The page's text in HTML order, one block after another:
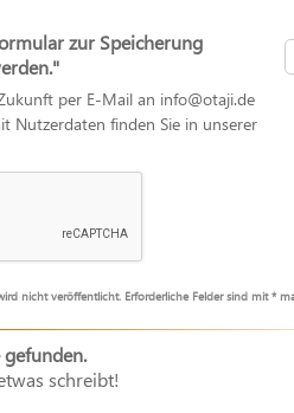
zur Speicherung
per E-Mail an info@otaji.de
Nutzerdaten finden Sie in unserer
nicht veröffentlicht. Erforderliche Felder sind mit *
schreibt!